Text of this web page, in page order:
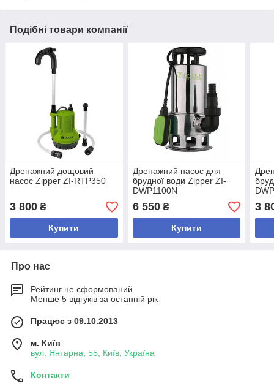
Подібні товари компанії
Дренажний дощовий
насос Zipper ZI-RTP350
3 800 ₴
Купити
Дренажний насос для
брудної води Zipper ZI-
DWP1100N
6 550₴
Купити
3
Про нас
Рейтинг не сформований
Менше 5 відгуків за останній рік
Працює з 09.10.2013
м. Київ
вул. Янтарна, 55, Київ, Україна
Контакти